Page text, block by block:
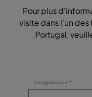
Pour plus
visite dans l'un des
Portugal,
Enregistrement*